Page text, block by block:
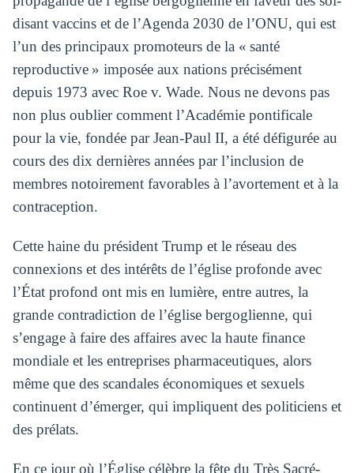
disant vaccins et de l’Agenda 2030 de l’ONU, qui est
l’un des principaux promoteurs de la « santé
reproductive » imposée aux nations précisément
depuis 1973 avec Roe v. Wade. Nous ne devons pas
non plus oublier comment l’Académie pontificale
pour la vie, fondée par Jean-Paul II, a été défigurée au
cours des dix dernières années par l’inclusion de
membres notoirement favorables à l’avortement et à la
contraception.
Cette haine du président Trump et le réseau des
connexions et des intérêts de l’église profonde avec
l’État profond ont mis en lumière, entre autres, la
grande contradiction de l’église bergoglienne, qui
s’engage à faire des affaires avec la haute finance
mondiale et les entreprises pharmaceutiques, alors
même que des scandales économiques et sexuels
continuent d’émerger, qui impliquent des politiciens et
des prélats.
En ce jour où l’Église célèbre la fête du Très Sacré-